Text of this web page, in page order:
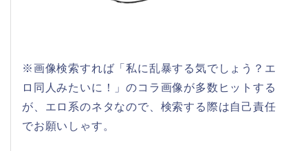
※画像検索すれば「私に乱暴する気でしょう？エ
ロ同人みたいに！」のコラ画像が多数ヒットする
が、エロ系のネタなので、検索する際は自己責任
でお願いしゃす。